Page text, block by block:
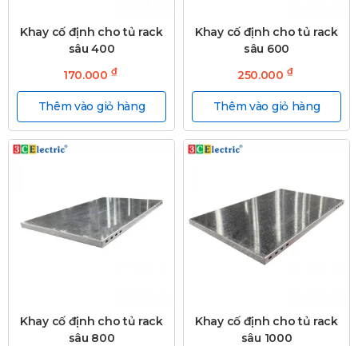
Khay cố định cho tủ rack
sâu 400
170.000 ₫
Thêm vào giỏ hàng
Khay cố định cho tủ rack
sâu 600
250.000 ₫
Thêm vào giỏ hàng
Khay cố định cho tủ rack
sâu 800
Khay cố định cho tủ rack
sâu 1000